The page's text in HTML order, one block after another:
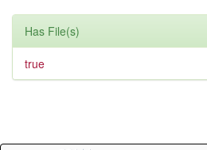
Has File(s)
true